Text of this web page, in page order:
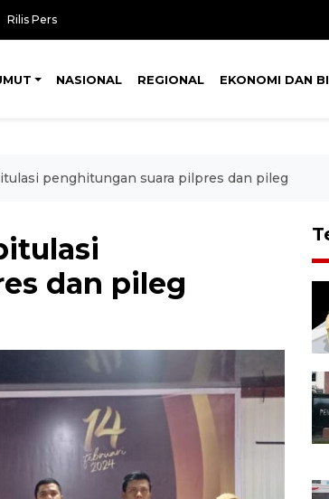
Rilis Pers
NASIONAL REGIONAL EKONOMI DAN
penghitungan suara pilpres dan pileg
dan pileg